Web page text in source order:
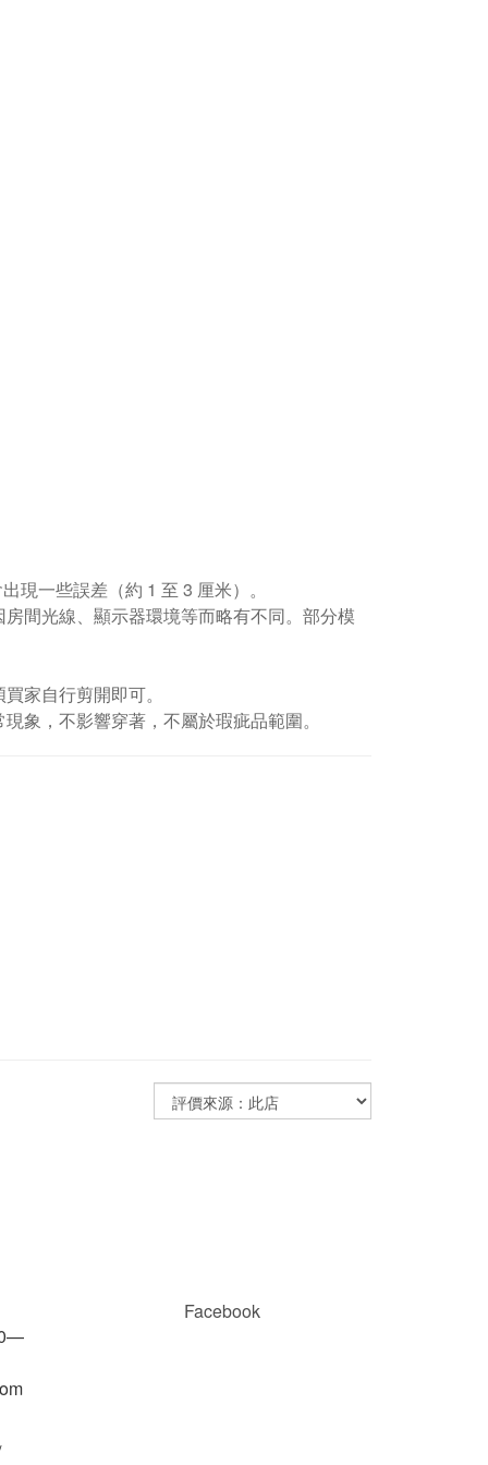
現一些誤差（約 1 至 3 厘米）。
間光線、顯示器環境等而略有不同。部分模
家自行剪開即可。
象，不影響穿著，不屬於瑕疵品範圍。
Facebook